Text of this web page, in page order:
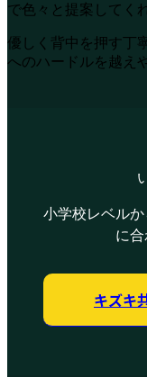
で色々と提案してく
優しく背中を押す丁
へのハードルを越え
小学校レベル
に合
キズキ